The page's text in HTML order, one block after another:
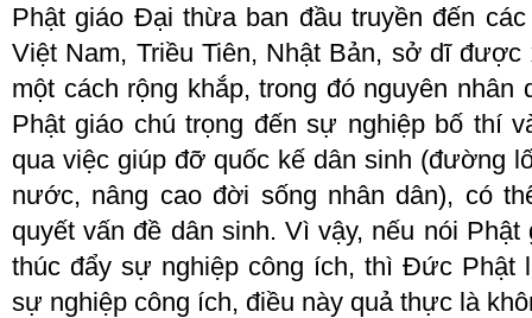
Phật giáo Đại thừa ban đầu truyền đến
Việt Nam, Triều Tiên, Nhật Bản, sở dĩ được
một cách rộng khắp, trong đó nguyên nhân
Phật giáo chú trọng đến sự nghiệp bố thí
qua việc giúp đỡ quốc kế dân sinh (đường
nước, nâng cao đời sống nhân dân), có
quyết vấn đề dân sinh. Vì vậy, nếu nói
thúc đẩy sự nghiệp công ích, thì Đức Phật
sự nghiệp công ích, điều này quả thực là